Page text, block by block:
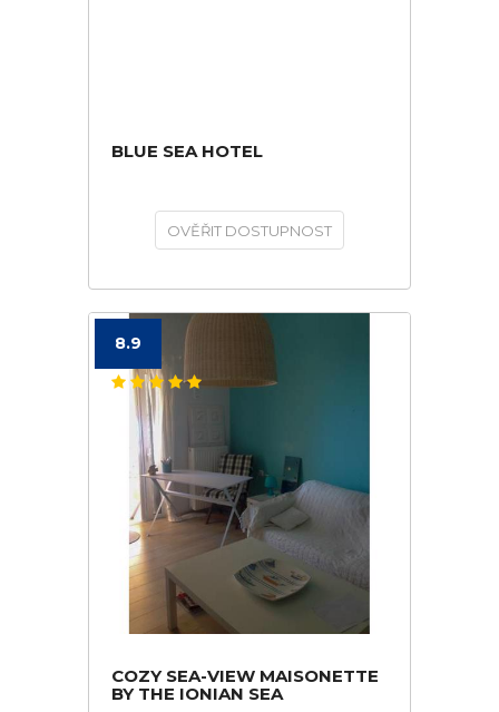
BLUE SEA HOTEL
OVĚŘIT DOSTUPNOST
8.9
COZY SEA-VIEW MAISONETTE
BY THE IONIAN SEA